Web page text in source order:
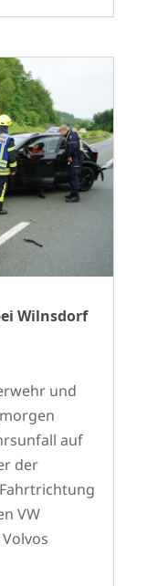
Wilnsdorf
und
auf
der
VW